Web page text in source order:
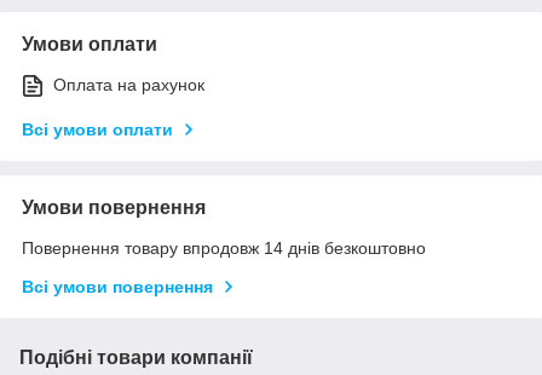
Умови оплати
Оплата на рахунок
Всі умови оплати
Умови повернення
Повернення товару впродовж 14 днів безкоштовно
Всі умови повернення
Подібні товари компанії